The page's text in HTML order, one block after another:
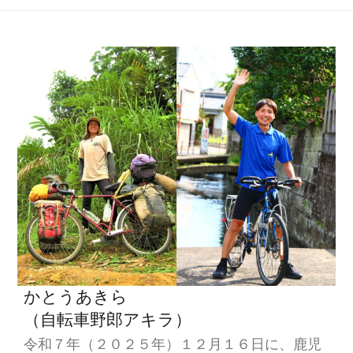
ン
かとうあきら
（自転車野郎アキラ）
令和７年（２０２５年）１２月１６日に、鹿児